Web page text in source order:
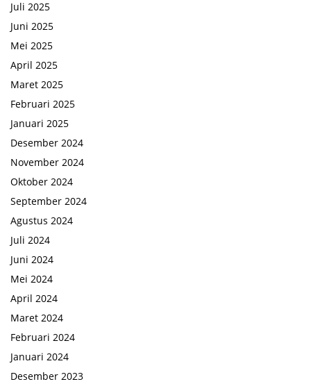
Juli 2025
Juni 2025
Mei 2025
April 2025
Maret 2025
Februari 2025
Januari 2025
Desember 2024
November 2024
Oktober 2024
September 2024
Agustus 2024
Juli 2024
Juni 2024
Mei 2024
April 2024
Maret 2024
Februari 2024
Januari 2024
Desember 2023